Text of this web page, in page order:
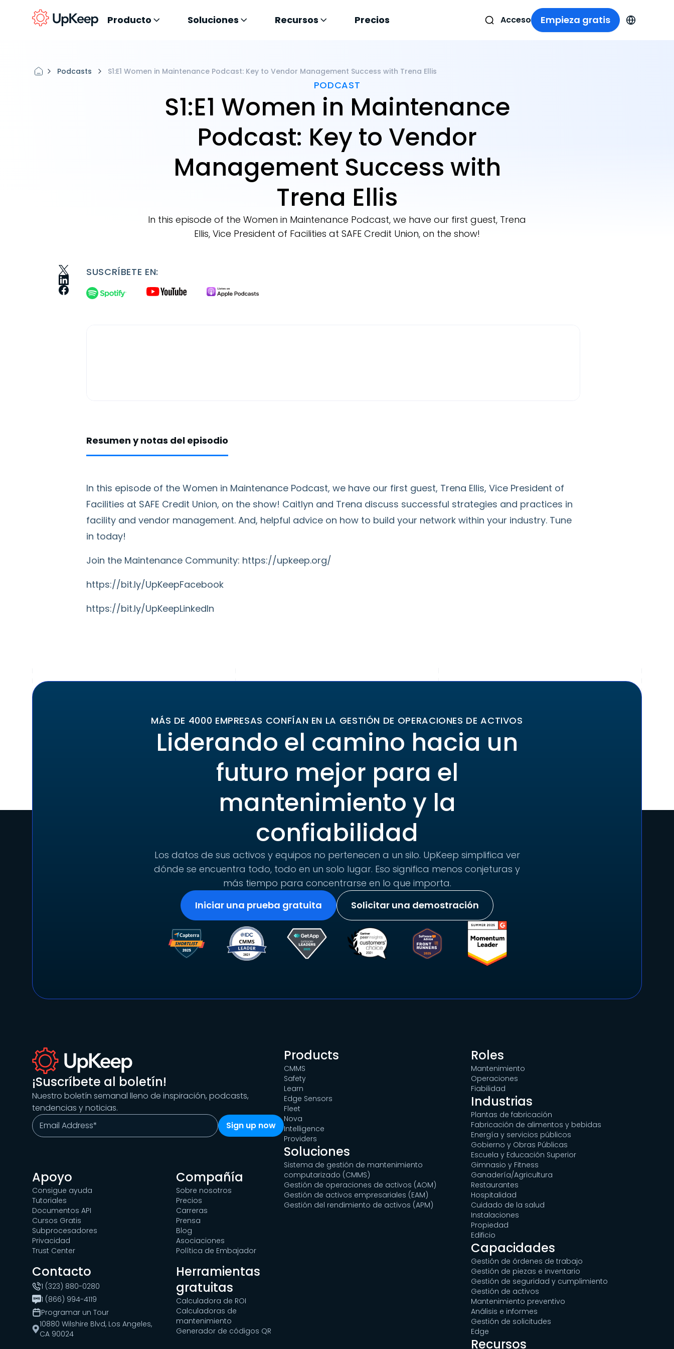
Producto Soluciones Recursos Precios Acceso Empieza gratis
Podcasts S1:E1 Women in Maintenance Podcast: Key to Vendor Management Success with Trena Ellis
PODCAST
S1:E1 Women in Maintenance
Podcast: Key to Vendor
Management Success with
Trena Ellis
In this episode of the Women in Maintenance Podcast, we have our first guest, Trena
Ellis, Vice President of Facilities at SAFE Credit Union, on the show!
SUSCRÍBETE EN:
Resumen y notas del episodio
In this episode of the Women in Maintenance Podcast, we have our first guest, Trena Ellis, Vice President of
Facilities at SAFE Credit Union, on the show! Caitlyn and Trena discuss successful strategies and practices in
facility and vendor management. And, helpful advice on how to build your network within your industry. Tune
in today!
Join the Maintenance Community: https://upkeep.org/
https://bit.ly/UpKeepFacebook
https://bit.ly/UpKeepLinkedIn
MÁS DE 4000 EMPRESAS CONFÍAN EN LA GESTIÓN DE OPERACIONES DE ACTIVOS
Liderando el camino hacia un
futuro mejor para el
mantenimiento y la
confiabilidad
Los datos de sus activos y equipos no pertenecen a un silo. UpKeep simplifica ver
dónde se encuentra todo, todo en un solo lugar. Eso significa menos conjeturas y
más tiempo para concentrarse en lo que importa.
Iniciar una prueba gratuita
Solicitar una demostración
¡Suscríbete al boletín!
Nuestro boletín semanal lleno de inspiración, podcasts,
tendencias y noticias.
Apoyo
Consigue ayuda
Tutoriales
Documentos API
Cursos Gratis
Subprocesadores
Privacidad
Trust Center
Compañía
Sobre nosotros
Precios
Carreras
Prensa
Blog
Asociaciones
Política de Embajador
Contacto
1 (323) 880-0280
1 (866) 994-4119
Programar un Tour
10880 Wilshire Blvd, Los Angeles,
CA 90024
Herramientas
gratuitas
Calculadora de ROI
Calculadoras de
mantenimiento
Generador de códigos QR
Products
CMMS
Safety
Learn
Edge Sensors
Fleet
Nova
Intelligence
Providers
Soluciones
Sistema de gestión de mantenimiento
computarizado (CMMS)
Gestión de operaciones de activos (AOM)
Gestión de activos empresariales (EAM)
Gestión del rendimiento de activos (APM)
Roles
Mantenimiento
Operaciones
Fiabilidad
Industrias
Plantas de fabricación
Fabricación de alimentos y bebidas
Energía y servicios públicos
Gobierno y Obras Públicas
Escuela y Educación Superior
Gimnasio y Fitness
Ganadería/Agricultura
Restaurantes
Hospitalidad
Cuidado de la salud
Instalaciones
Propiedad
Edificio
Capacidades
Gestión de órdenes de trabajo
Gestión de piezas e inventario
Gestión de seguridad y cumplimiento
Gestión de activos
Mantenimiento preventivo
Análisis e informes
Gestión de solicitudes
Edge
Recursos